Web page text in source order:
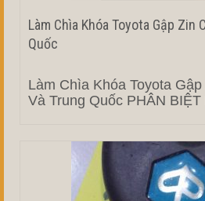
Làm Chìa Khóa Toyota Gập Zin
Quốc
Làm Chìa Khóa Toyota
Và Trung Quốc PHÂN